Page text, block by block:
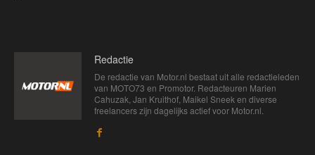
Redactie
De redactie van Motor.nl bestaat uit alle redactieleden
van MOTO73 en Promotor. Redacteuren Marien
Cahuzak, Jan Kruithof, Maikel Sneek en diverse
freelancers zijn dagelijks actief voor Motor.nl.